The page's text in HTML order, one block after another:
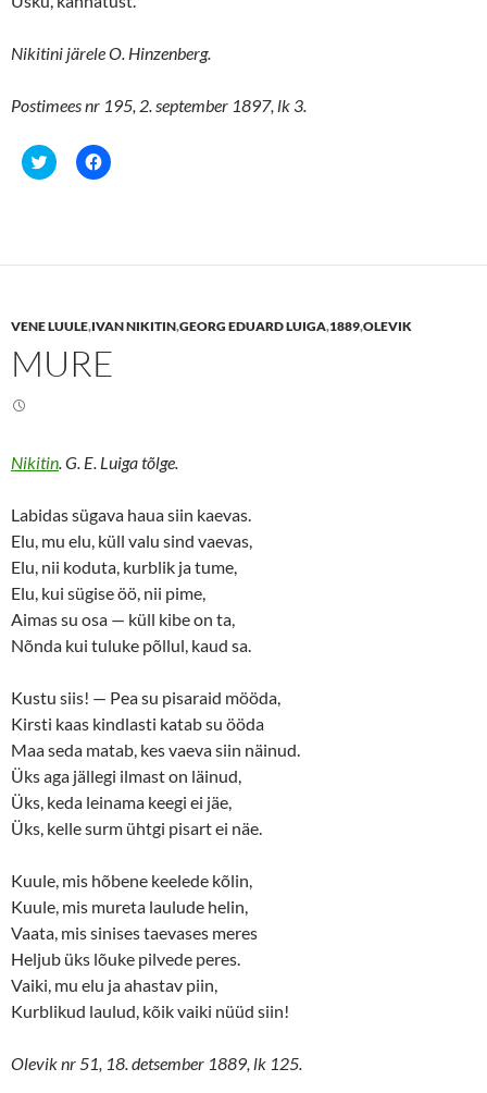
Nikitini järele O. Hinzenberg.
Postimees nr 195, 2. september 1897, lk 3.
C
l
h
o
w
(
O
n
s
i
n
w
i
n
d
)
C
l
h
o
F
a
k
(
e
n
s
n
e
w
i
n
w
VENE LUULE,IVAN NIKITIN,GEORG EDUARD LUIGA,1889,OLEVIK
MURE
Nikitin. G. E. Luiga tõlge.
Labidas sügava haua siin kaevas.
Elu, mu elu, küll valu sind vaevas,
Elu, nii koduta, kurblik ja tume,
Elu, kui sügise öö, nii pime,
Aimas su osa — küll kibe on ta,
Nõnda kui tuluke põllul, kaud sa.
Kustu siis! — Pea su pisaraid mööda,
Kirsti kaas kindlasti katab su ööda
Maa seda matab, kes vaeva siin näinud.
Üks aga jällegi ilmast on läinud,
Üks, keda leinama keegi ei jäe,
Üks, kelle surm ühtgi pisart ei näe.
Kuule, mis hõbene keelede kõlin,
Kuule, mis mureta laulude helin,
Vaata, mis sinises taevases meres
Heljub üks lõuke pilvede peres.
Vaiki, mu elu ja ahastav piin,
Kurblikud laulud, kõik vaiki nüüd siin!
Olevik nr 51, 18. detsember 1889, lk 125.